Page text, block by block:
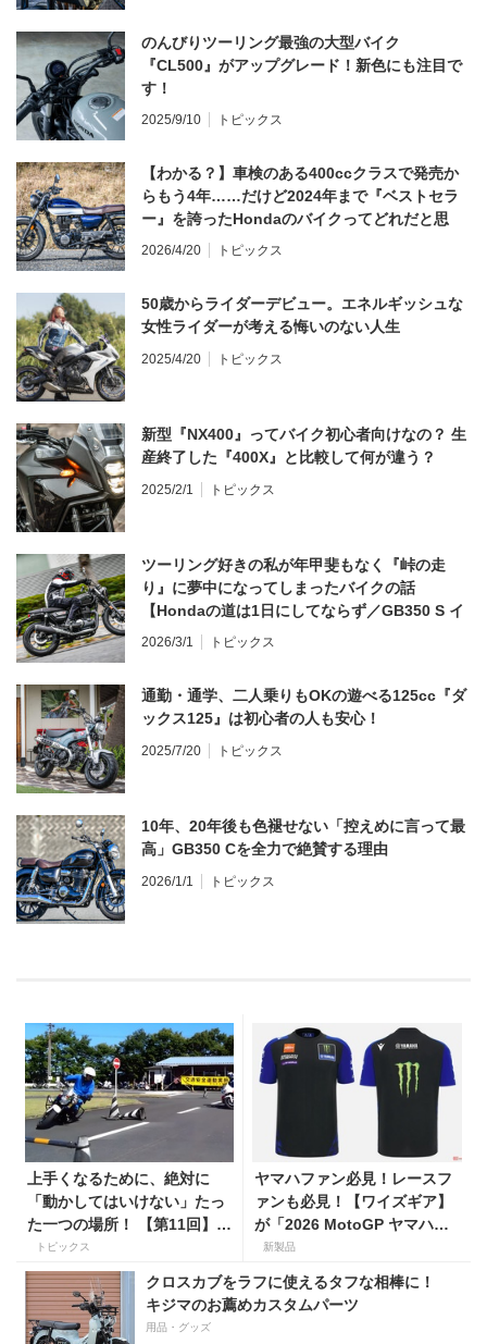
のんびりツーリング最強の大型バイク
『CL500』がアップグレード！新色にも注目で
す！
2025/9/10 トピックス
【わかる？】車検のある400ccクラスで発売か
らもう4年……だけど2024年まで『ベストセラ
ー』を誇ったHondaのバイクってどれだと思
う？
2026/4/20 トピックス
50歳からライダーデビュー。エネルギッシュな
女性ライダーが考える悔いのない人生
2025/4/20 トピックス
新型『NX400』ってバイク初心者向けなの？ 生
産終了した『400X』と比較して何が違う？
2025/2/1 トピックス
ツーリング好きの私が年甲斐もなく『峠の走
り』に夢中になってしまったバイクの話
【Hondaの道は1日にしてならず／GB350 S イ
ンプレ・レビュー 前編】
2026/3/1 トピックス
通勤・通学、二人乗りもOKの遊べる125cc『ダ
ックス125』は初心者の人も安心！
2025/7/20 トピックス
10年、20年後も色褪せない「控えめに言って最
高」GB350 Cを全力で絶賛する理由
2026/1/1 トピックス
上手くなるために、絶対に
「動かしてはいけない」たっ
た一つの場所！ 【第11回】現
役二輪教習指導員YouTuber
ばくのライテク講座
トピックス
ヤマハファン必見！レースフ
ァンも必見！【ワイズギア】
が「2026 MotoGP ヤマハオ
フィシャルアパレル」を数量
限定でリリース
新製品
クロスカブをラフに使えるタフな相棒に！
キジマのお薦めカスタムパーツ
用品・グッズ